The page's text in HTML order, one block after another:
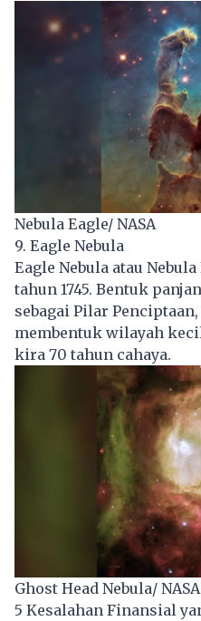
Nebula Eagle/ NASA
9. Eagle Nebula
Eagle Nebula atau
tahun 1745. Bentuk
sebagai Pilar
membentuk wilayah
kira 70 tahun cahaya.
Ghost Head Nebula/ NASA
5 Kesalahan Finansial